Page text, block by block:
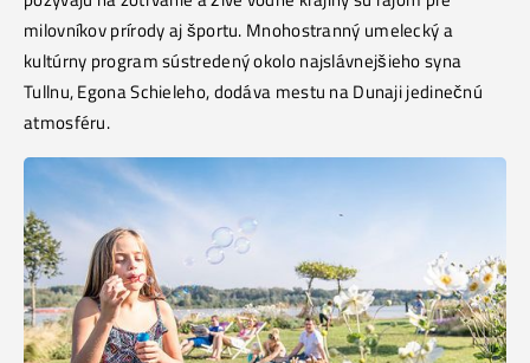
milovníkov prírody aj športu. Mnohostranný umelecký a
kultúrny program sústredený okolo najslávnejšieho syna
Tullnu, Egona Schieleho, dodáva mestu na Dunaji jedinečnú
atmosféru.